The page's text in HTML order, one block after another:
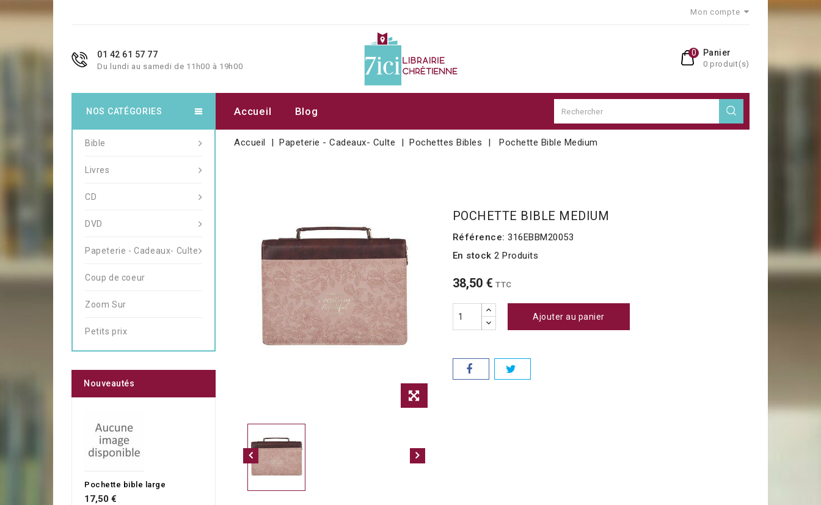
Mon compte
01 42 61 57 77
Du lundi au samedi de 11h00 à 19h00
Panier
0 produit(s)
0
Accueil Blog
Accueil Papeterie - Cadeaux- Culte Pochettes Bibles Pochette Bible Medium
POCHETTE BIBLE MEDIUM
Référence: 316EBBM20053
En stock 2 Produits
38,50 € TTC
Ajouter au panier
NOS CATÉGORIES
Bible
Livres
CD
DVD
Papeterie - Cadeaux- Culte
Coup de coeur
Zoom Sur
Petits prix
Nouveautés
Pochette bible large
17,50 €